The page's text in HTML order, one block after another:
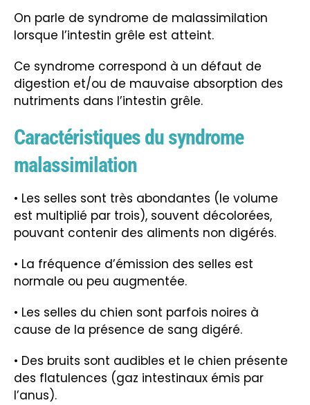
On parle de syndrome de malassimilation
lorsque l’intestin grêle est atteint.
Ce syndrome correspond à un défaut de
digestion et/ou de mauvaise absorption des
nutriments dans l’intestin grêle.
Caractéristiques du syndrome
malassimilation
• Les selles sont très abondantes (le volume
est multiplié par trois), souvent décolorées,
pouvant contenir des aliments non digérés.
• La fréquence d’émission des selles est
normale ou peu augmentée.
• Les selles du chien sont parfois noires à
cause de la présence de sang digéré.
• Des bruits sont audibles et le chien présente
des flatulences (gaz intestinaux émis par
l’anus).